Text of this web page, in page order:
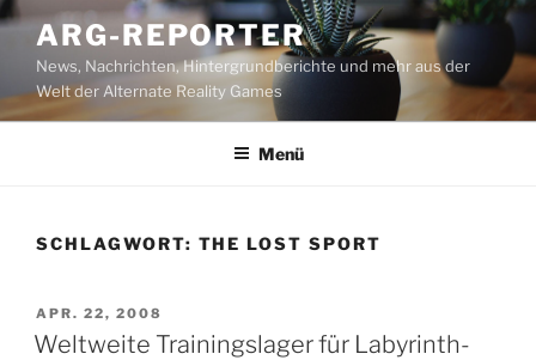
Zum
Inhalt
springen
ARG-REPORTER
News, Nachrichten, Hintergrundberichte und mehr aus der
Welt der Alternate Reality Games
Menü
SCHLAGWORT: THE LOST SPORT
VERÖFFENTLICHT
AM
APR. 22, 2008
Weltweite Trainingslager für Labyrinth-